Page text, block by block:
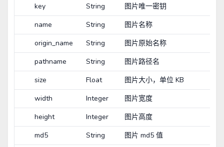
key
String
图片唯一密钥
name
String
图片名称
origin_name
String
图片原始名称
pathname
String
图片路径名
size
Float
图片大小，单位 KB
width
Integer
图片宽度
height
Integer
图片高度
md5
String
图片 md5 值